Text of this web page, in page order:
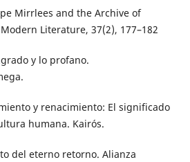
Mirrlees and the Archive of
Literature, 37(2), 177–182
y lo profano.
y renacimiento: El significado
humana. Kairós.
del eterno retorno. Alianza